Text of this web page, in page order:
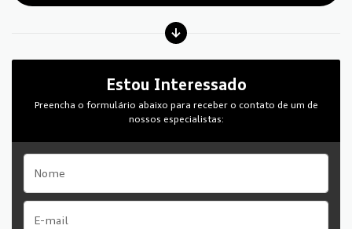
Estou Interessado
Preencha o formulário abaixo para receber o contato de um de
nossos especialistas: